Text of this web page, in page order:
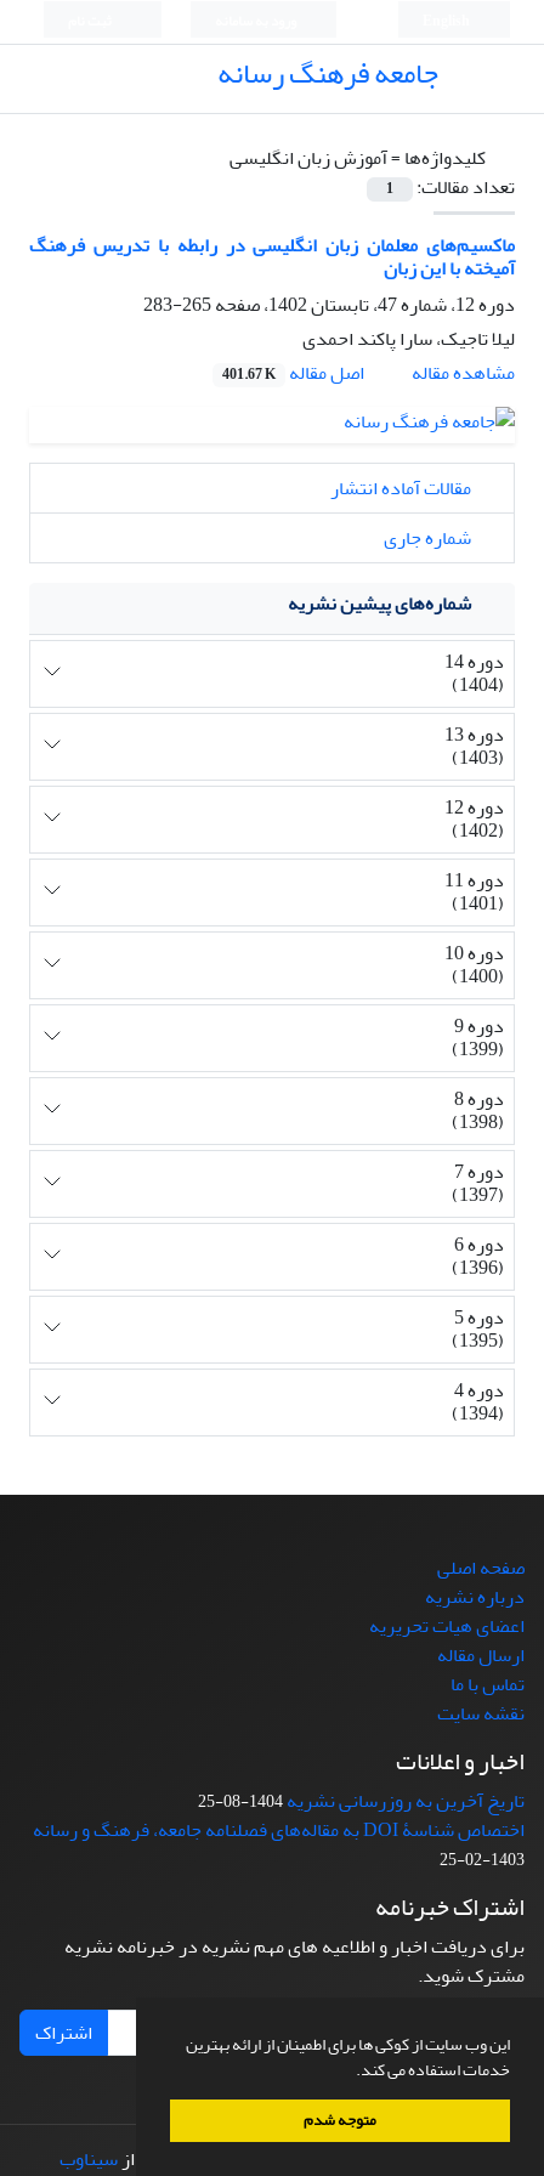
این وب سایت از کوکی ها برای اطمینان از ارائه بهترین
خدمات استفاده می کند.
متوجه شدم
جامعه فرهنگ رسانه
کلیدواژه‌ها =آموزش زبان انگلیسی
تعداد مقالات:
1
ماکسیم‌های معلمان زبان انگلیسی در رابطه با تدریس فرهنگ
آمیخته با این زبان
دوره 12، شماره 47، تابستان 1402، صفحه
265-283
لیلا تاجیک، سارا پاکند احمدی
مشاهده مقاله
اصل مقاله 401.67 K
مقالات آماده انتشار
شماره جاری
شماره‌های پیشین نشریه
دوره 14
(1404)
دوره 13
(1403)
دوره 12
(1402)
دوره 11
(1401)
دوره 10
(1400)
دوره 9
(1399)
دوره 8
(1398)
دوره 7
(1397)
دوره 6
(1396)
دوره 5
(1395)
دوره 4
(1394)
صفحه اصلی
درباره نشریه
اعضای هیات تحریریه
ارسال مقاله
تماس با ما
نقشه سایت
اخبار و اعلانات
تاریخ آخرین به روزرسانی نشریه1404-08-25
اختصاص شناسۀ DOI به مقاله‌های فصلنامه جامعه، فرهنگ و رسانه
1403-02-25
اشتراک خبرنامه
برای دریافت اخبار و اطلاعیه های مهم نشریه در خبرنامه نشریه
مشترک شوید.
اشتراک
طراحی و پیاده سازی از سیناوب